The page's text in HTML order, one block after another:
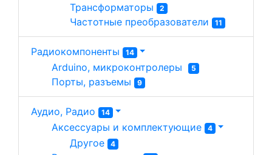
Трансформаторы 2
Частотные преобразователи 11
Радиокомпоненты 14
Arduino, микроконтролеры 5
Порты, разъемы 9
Аудио, Радио 14
Аксессуары и комплектующие 4
Другое 4